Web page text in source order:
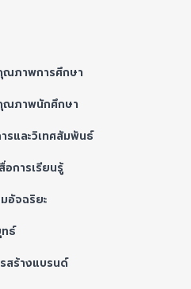
ณภาพการศึกษา
ณภาพนักศึกษา
รและวิเทศสัมพันธ์
การเรียนรู้
อัจฉริยะ
ธ์
สร้างแบรนด์